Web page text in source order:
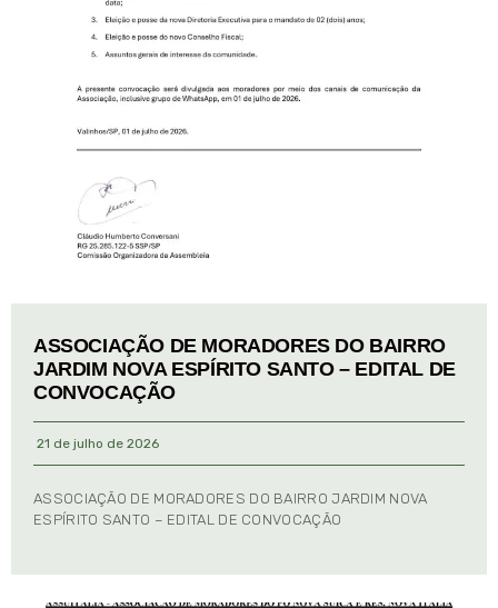
ASSOCIAÇÃO DE MORADORES DO BAIRRO
JARDIM NOVA ESPÍRITO SANTO – EDITAL DE
CONVOCAÇÃO
21 de julho de 2026
ASSOCIAÇÃO DE MORADORES DO BAIRRO JARDIM NOVA
ESPÍRITO SANTO – EDITAL DE CONVOCAÇÃO